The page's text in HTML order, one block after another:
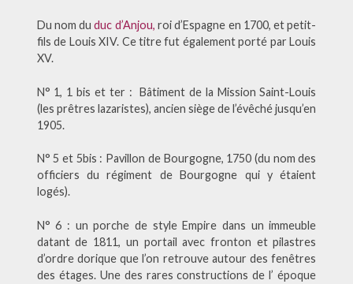
Du nom duduc d’Anjou, roi d’Espagne en 1700, et petit-
fils de Louis XIV. Ce titre fut également porté par Louis
XV.
N° 1, 1 bis et ter : Bâtiment de la Mission Saint-Louis
(les prêtres lazaristes), ancien siège de l’évêché jusqu’en
1905.
N° 5 et 5bis : Pavillon de Bourgogne, 1750 (du nom des
officiers du régiment de Bourgogne qui y étaient
logés).
N° 6 : un porche de style Empire dans un immeuble
datant de 1811, un portail avec fronton et pilastres
d’ordre dorique que l’on retrouve autour des fenêtres
des étages. Une des rares constructions de l’ époque